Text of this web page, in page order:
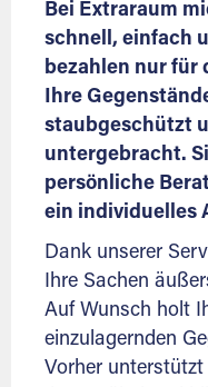
Bei Extraraum
schnell, einfach
bezahlen nur für
Ihre
staubgeschützt
untergebracht.
persönliche
ein individuelles
Dank unserer
Ihre Sachen
Auf Wunsch holt
einzulagernden
Vorher